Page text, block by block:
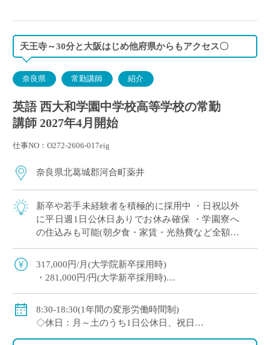
・イベント等で休日出勤した場合は代休取得で対応
天王寺～30分と大阪はじめ他府県からもアクセス〇
奈良県 常勤講師 紹介
英語 西大和学園中学校高等学校の常勤
講師 2027年4月開始
仕事NO：O272-2606-017eig
奈良県北葛城郡河合町薬井
新卒や若手未経験者を積極的に採用中 ・日祝以外
に平日週1日公休日ありでお休み確保 ・学園寮へ
の住込みも可能(朝夕食・家賃・光熱費など全額学
園負担) ※単身者に限る。若手教員の経済的・生
活的な自立を全面的にバックアップ ・ […]
317,000円/月(大学院新卒採用時)
・281,000円/円(大学新卒採用時)
◇賞与：有(6ヶ月分※初年度は4ヶ月分)
◇手当：各種有
・通勤手当：上限50,000円)
・住居手当：賃貸の場合は上限27,000円)
8:30-18:30(1年間の変形労働時間制)
◇休日：月～土のうち1日公休日、祝日
・その他、夏季や年末年始、春季休暇、他学校スケ